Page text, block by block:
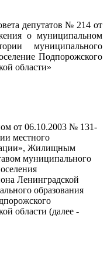
депутатов № 214 от
о муниципальном
муниципального
Подпорожского
области»
от 06.10.2003 № 131-
местного
Жилищным
муниципального
Ленинградской
образования
области (далее -